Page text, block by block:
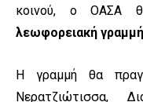
κοινού, ο ΟΑΣΑ
λεωφορειακή
Η γραμμή θα
Νερατζιώτισσα,